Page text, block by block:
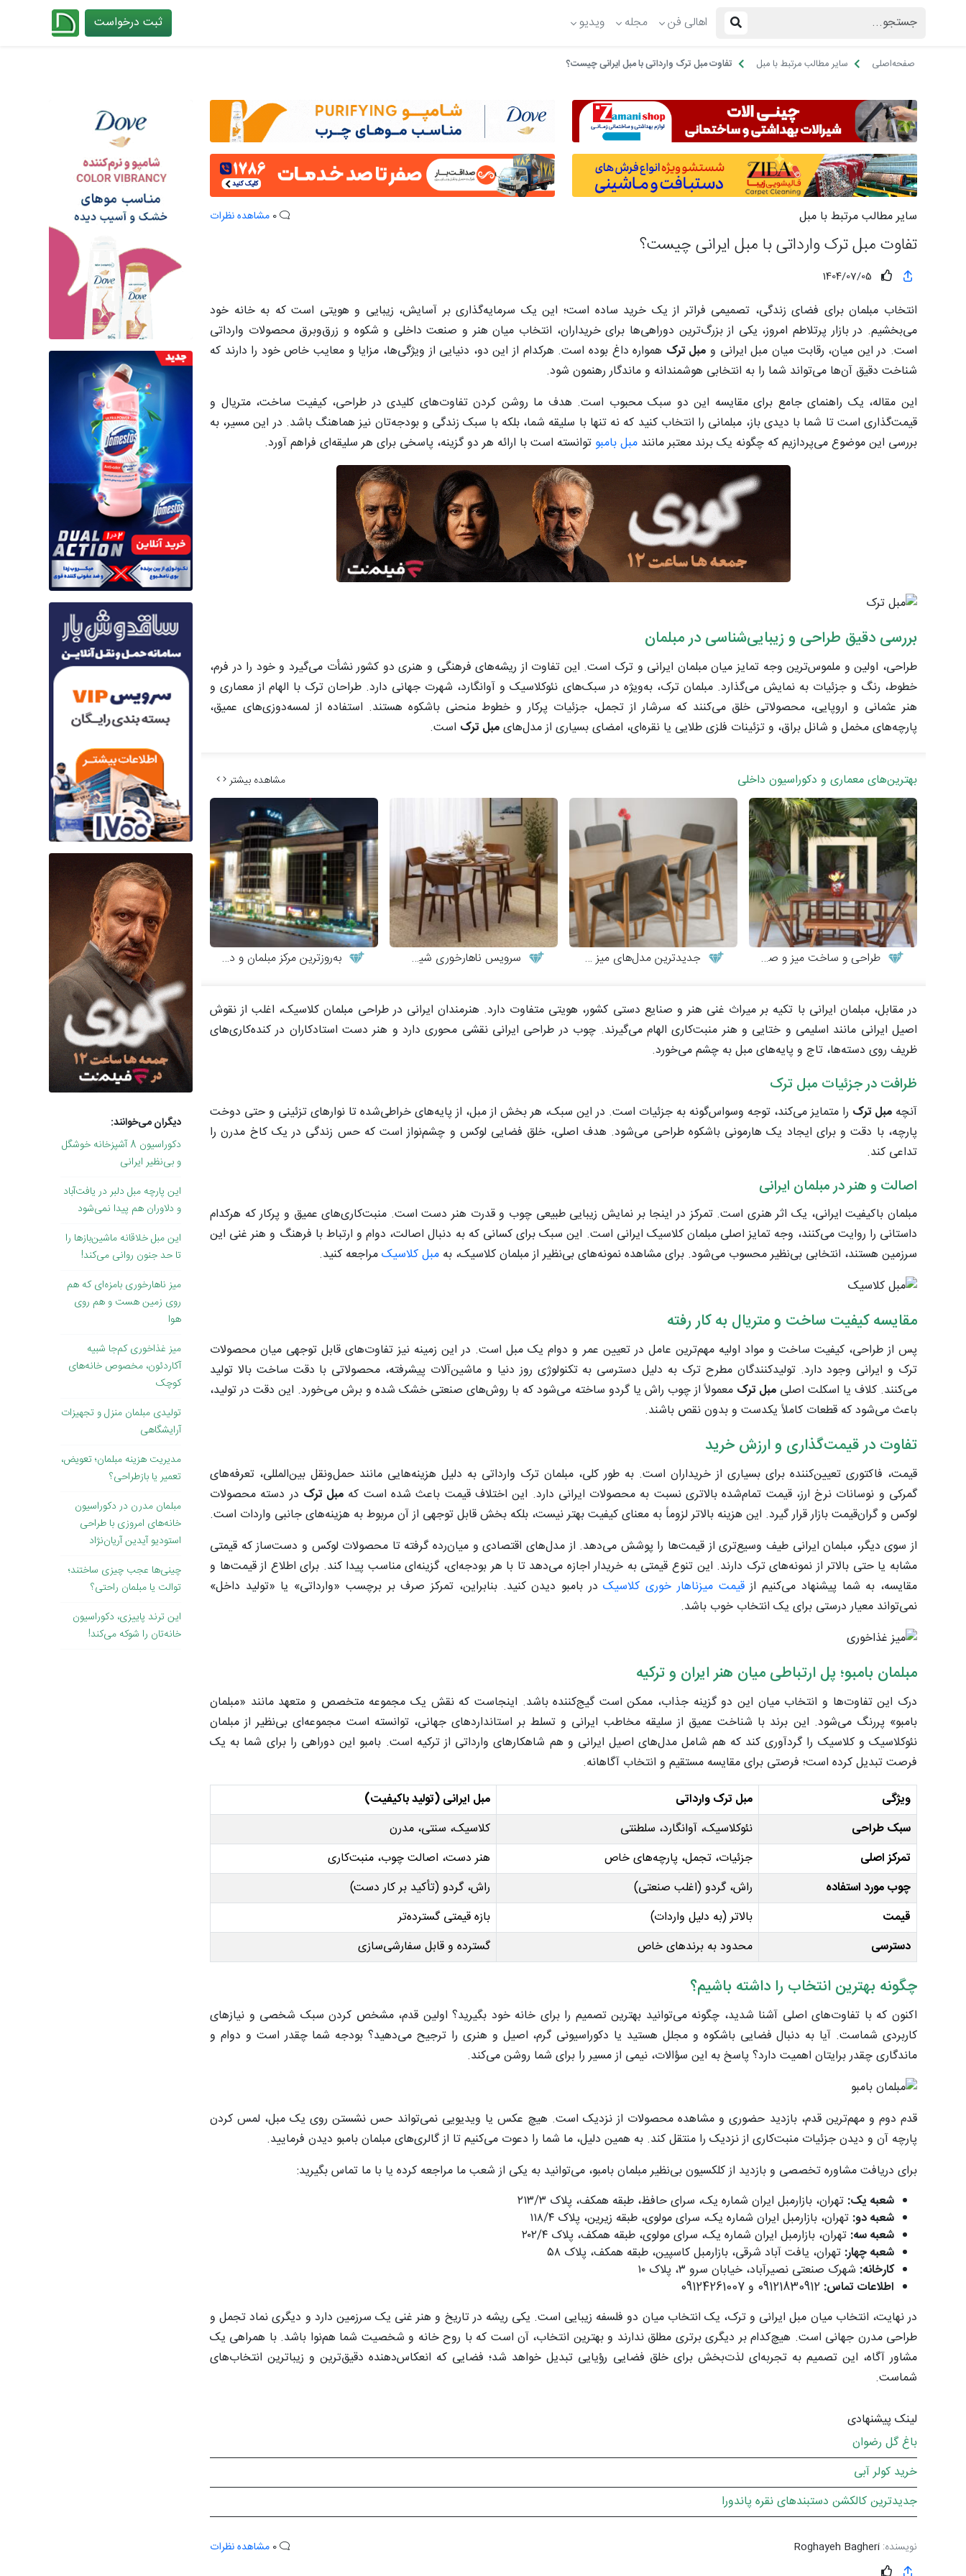
اهالی فن مجله ویدیو ثبت درخواست
صفحه‌اصلی سایر مطالب مرتبط با مبل تفاوت مبل ترک وارداتی با مبل ایرانی چیست؟
سایر مطالب مرتبط با مبل مشاهده نظرات
تفاوت مبل ترک وارداتی با مبل ایرانی چیست؟
1404/07/05
انتخاب مبلمان برای فضای زندگی، تصمیمی فراتر از یک خرید ساده است؛ این یک سرمایه‌گذاری بر آسایش، زیبایی و هویتی است که به خانه خود
می‌بخشیم. در بازار پرتلاطم امروز، یکی از بزرگ‌ترین دوراهی‌ها برای خریداران، انتخاب میان هنر و صنعت داخلی و شکوه و زرق‌وبرق محصولات وارداتی
است. در این میان، رقابت میان مبل ایرانی و مبل ترک همواره داغ بوده است. هرکدام از این دو، دنیایی از ویژگی‌ها، مزایا و معایب خاص خود را دارند که
شناخت دقیق آن‌ها می‌تواند شما را به انتخابی هوشمندانه و ماندگار رهنمون شود.
این مقاله، یک راهنمای جامع برای مقایسه این دو سبک محبوب است. هدف ما روشن کردن تفاوت‌های کلیدی در طراحی، کیفیت ساخت، متریال و
قیمت‌گذاری است تا شما با دیدی باز، مبلمانی را انتخاب کنید که نه تنها با سلیقه شما، بلکه با سبک زندگی و بودجه‌تان نیز هماهنگ باشد. در این مسیر، به
بررسی این موضوع می‌پردازیم که چگونه یک برند معتبر مانند مبل بامبو توانسته است با ارائه هر دو گزینه، پاسخی برای هر سلیقه‌ای فراهم آورد.
بررسی دقیق طراحی و زیبایی‌شناسی در مبلمان
طراحی، اولین و ملموس‌ترین وجه تمایز میان مبلمان ایرانی و ترک است. این تفاوت از ریشه‌های فرهنگی و هنری دو کشور نشأت می‌گیرد و خود را در فرم،
خطوط، رنگ و جزئیات به نمایش می‌گذارد. مبلمان ترک، به‌ویژه در سبک‌های نئوکلاسیک و آوانگارد، شهرت جهانی دارد. طراحان ترک با الهام از معماری و
هنر عثمانی و اروپایی، محصولاتی خلق می‌کنند که سرشار از تجمل، جزئیات پرکار و خطوط منحنی باشکوه هستند. استفاده از لمسه‌دوزی‌های عمیق،
پارچه‌های مخمل و شانل براق، و تزئینات فلزی طلایی یا نقره‌ای، امضای بسیاری از مدل‌هایمبل ترک است.
بهترین‌های معماری و دکوراسیون داخلی مشاهده بیشتر
طراحی و ساخت میز و صندلی چوبی جدیدترین مدل‌های میز و صندلی چوبی مدرن سرویس ناهارخوری شیک و مینیمال به‌روزترین مرکز مبلمان و دکوراسیون
در مقابل، مبلمان ایرانی با تکیه بر میراث غنی هنر و صنایع دستی کشور، هویتی متفاوت دارد. هنرمندان ایرانی در طراحی مبلمان کلاسیک، اغلب از نقوش
اصیل ایرانی مانند اسلیمی و ختایی و هنر منبت‌کاری الهام می‌گیرند. چوب در طراحی ایرانی نقشی محوری دارد و هنر دست استادکاران در کنده‌کاری‌های
ظریف روی دسته‌ها، تاج و پایه‌های مبل به چشم می‌خورد.
ظرافت در جزئیات مبل ترک
آنچه مبل ترک را متمایز می‌کند، توجه وسواس‌گونه به جزئیات است. در این سبک، هر بخش از مبل، از پایه‌های خراطی‌شده تا نوارهای تزئینی و حتی دوخت
پارچه، با دقت و برای ایجاد یک هارمونی باشکوه طراحی می‌شود. هدف اصلی، خلق فضایی لوکس و چشم‌نواز است که حس زندگی در یک کاخ مدرن را
تداعی کند.
اصالت و هنر در مبلمان ایرانی
مبلمان باکیفیت ایرانی، یک اثر هنری است. تمرکز در اینجا بر نمایش زیبایی طبیعی چوب و قدرت هنر دست است. منبت‌کاری‌های عمیق و پرکار که هرکدام
داستانی را روایت می‌کنند، وجه تمایز اصلی مبلمان کلاسیک ایرانی است. این سبک برای کسانی که به دنبال اصالت، دوام و ارتباط با فرهنگ و هنر غنی این
سرزمین هستند، انتخابی بی‌نظیر محسوب می‌شود. برای مشاهده نمونه‌های بی‌نظیر از مبلمان کلاسیک، به مبل کلاسیکمراجعه کنید.
مقایسه کیفیت ساخت و متریال به کار رفته
پس از طراحی، کیفیت ساخت و مواد اولیه مهم‌ترین عامل در تعیین عمر و دوام یک مبل است. در این زمینه نیز تفاوت‌های قابل توجهی میان محصولات
ترک و ایرانی وجود دارد. تولیدکنندگان مطرح ترک به دلیل دسترسی به تکنولوژی روز دنیا و ماشین‌آلات پیشرفته، محصولاتی با دقت ساخت بالا تولید
می‌کنند. کلاف یا اسکلت اصلیمبل ترک معمولاً از چوب راش یا گردو ساخته می‌شود که با روش‌های صنعتی خشک شده و برش می‌خورد. این دقت در تولید،
باعث می‌شود که قطعات کاملاً یکدست و بدون نقص باشند.
تفاوت در قیمت‌گذاری و ارزش خرید
قیمت، فاکتوری تعیین‌کننده برای بسیاری از خریداران است. به طور کلی، مبلمان ترک وارداتی به دلیل هزینه‌هایی مانند حمل‌ونقل بین‌المللی، تعرفه‌های
گمرکی و نوسانات نرخ ارز، قیمت تمام‌شده بالاتری نسبت به محصولات ایرانی دارد. این اختلاف قیمت باعث شده است که مبل ترک در دسته محصولات
لوکس و گران‌قیمت بازار قرار گیرد. این هزینه بالاتر لزوماً به معنای کیفیت بهتر نیست، بلکه بخش قابل توجهی از آن مربوط به هزینه‌های جانبی واردات است.
از سوی دیگر، مبلمان ایرانی طیف وسیع‌تری از قیمت‌ها را پوشش می‌دهد. از مدل‌های اقتصادی و میان‌رده گرفته تا محصولات لوکس و دست‌ساز که قیمتی
مشابه یا حتی بالاتر از نمونه‌های ترک دارند. این تنوع قیمتی به خریدار اجازه می‌دهد تا با هر بودجه‌ای، گزینه‌ای مناسب پیدا کند. برای اطلاع از قیمت‌ها و
مقایسه، به شما پیشنهاد می‌کنیم ازقیمت میزناهار خوری کلاسیکدر بامبو دیدن کنید. بنابراین، تمرکز صرف بر برچسب «وارداتی» یا «تولید داخل»
نمی‌تواند معیار درستی برای یک انتخاب خوب باشد.
مبلمان بامبو؛ پل ارتباطی میان هنر ایران و ترکیه
درک این تفاوت‌ها و انتخاب میان این دو گزینه جذاب، ممکن است گیج‌کننده باشد. اینجاست که نقش یک مجموعه متخصص و متعهد مانند «مبلمان
بامبو» پررنگ می‌شود. این برند با شناخت عمیق از سلیقه مخاطب ایرانی و تسلط بر استانداردهای جهانی، توانسته است مجموعه‌ای بی‌نظیر از مبلمان
نئوکلاسیک و کلاسیک را گردآوری کند که هم شامل مدل‌های اصیل ایرانی و هم شاهکارهای وارداتی از ترکیه است. بامبو این دوراهی را برای شما به یک
فرصت تبدیل کرده است؛ فرصتی برای مقایسه مستقیم و انتخاب آگاهانه.
ویژگی
مبل ترک وارداتی
مبل ایرانی (تولید باکیفیت)
سبک طراحی
نئوکلاسیک، آوانگارد، سلطنتی
کلاسیک، سنتی، مدرن
تمرکز اصلی
جزئیات، تجمل، پارچه‌های خاص
هنر دست، اصالت چوب، منبت‌کاری
چوب مورد استفاده
راش، گردو (اغلب صنعتی)
راش، گردو (تأکید بر کار دست)
قیمت
بالاتر (به دلیل واردات)
بازه قیمتی گسترده‌تر
دسترسی
محدود به برندهای خاص گسترده و قابل سفارشی‌سازی
چگونه بهترین انتخاب را داشته باشیم؟
اکنون که با تفاوت‌های اصلی آشنا شدید، چگونه می‌توانید بهترین تصمیم را برای خانه خود بگیرید؟ اولین قدم، مشخص کردن سبک شخصی و نیازهای
کاربردی شماست. آیا به دنبال فضایی باشکوه و مجلل هستید یا دکوراسیونی گرم، اصیل و هنری را ترجیح می‌دهید؟ بودجه شما چقدر است و دوام و
ماندگاری چقدر برایتان اهمیت دارد؟ پاسخ به این سؤالات، نیمی از مسیر را برای شما روشن می‌کند.
قدم دوم و مهم‌ترین قدم، بازدید حضوری و مشاهده محصولات از نزدیک است. هیچ عکس یا ویدیویی نمی‌تواند حس نشستن روی یک مبل، لمس کردن
پارچه آن و دیدن جزئیات منبت‌کاری از نزدیک را منتقل کند. به همین دلیل، ما شما را دعوت می‌کنیم تا از گالری‌های مبلمان بامبو دیدن فرمایید.
برای دریافت مشاوره تخصصی و بازدید از کلکسیون بی‌نظیر مبلمان بامبو، می‌توانید به یکی از شعب ما مراجعه کرده یا با ما تماس بگیرید:
شعبه یک: تهران، بازارمبل ایران شماره یک، سرای حافظ، طبقه همکف، پلاک ۲۱۳/۳
شعبه دو: تهران، بازارمبل ایران شماره یک، سرای مولوی، طبقه زیرین، پلاک ۱۱۸/۴
شعبه سه: تهران، بازارمبل ایران شماره یک، سرای مولوی، طبقه همکف، پلاک ۲۰۲/۴
شعبه چهار: تهران، یافت آباد شرقی، بازارمبل کاسپین، طبقه همکف، پلاک ۵۸
کارخانه: شهرک صنعتی نصیرآباد، خیابان سرو ۳، پلاک ۱۰
اطلاعات تماس:
در نهایت، انتخاب میان مبل ایرانی و ترک، یک انتخاب میان دو فلسفه زیبایی است. یکی ریشه در تاریخ و هنر غنی یک سرزمین دارد و دیگری نماد تجمل و
طراحی مدرن جهانی است. هیچ‌کدام بر دیگری برتری مطلق ندارند و بهترین انتخاب، آن است که با روح خانه و شخصیت شما هم‌نوا باشد. با همراهی یک
مشاور آگاه، این تصمیم به تجربه‌ای لذت‌بخش برای خلق فضایی رؤیایی تبدیل خواهد شد؛ فضایی که انعکاس‌دهنده دقیق‌ترین و زیباترین انتخاب‌های
شماست.
لینک پیشنهادی
باغ گل رضوان
خرید کولر آبی
جدیدترین کالکشن دستبندهای نقره پاندورا
نویسنده: Roghayeh Bagheri مشاهده نظرات
دیگران می‌خوانند:
دکوراسیون 8 آشپزخانه خوشگل
و بی‌نظیر ایرانی
این پارچه مبل دلبر در یافت‌آباد
و دلاوران هم پیدا نمی‌شود
این مبل خلاقانه ماشین‌بازها را
تا حد جنون روانی می‌کند!
میز ناهارخوری بامزه‌ای که هم
روی زمین هست و هم روی
هوا
میز غذاخوری کم‌جا شبیه
آکاردئون، مخصوص خانه‌های
کوچک
تولیدی مبلمان منزل و تجهیزات
آرایشگاهی
مدیریت هزینه مبلمان؛ تعویض،
تعمیر یا بازطراحی؟
مبلمان مدرن در دکوراسیون
خانه‌های امروزی با طراحی
استودیو آیدین آریان‌نژاد
چینی‌ها عجب چیزی ساختند؛
توالت یا مبلمان راحتی؟
این ترند پاییزی، دکوراسیون
خانه‌تان را شوکه می‌کند!